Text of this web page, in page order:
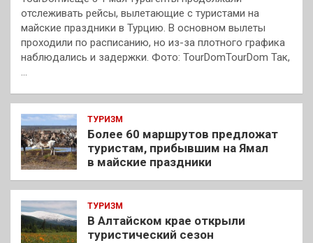
отслеживать рейсы, вылетающие с туристами на
майские праздники в Турцию. В основном вылеты
проходили по расписанию, но из-за плотного графика
наблюдались и задержки. Фото: TourDomTourDom Так,
…
ТУРИЗМ
Более 60 маршрутов предложат
туристам, прибывшим на Ямал
в майские праздники
ТУРИЗМ
В Алтайском крае открыли
туристический сезон